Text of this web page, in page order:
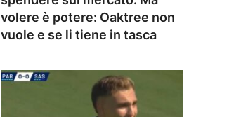
volere è potere: Oaktree non
vuole e se li tiene in tasca